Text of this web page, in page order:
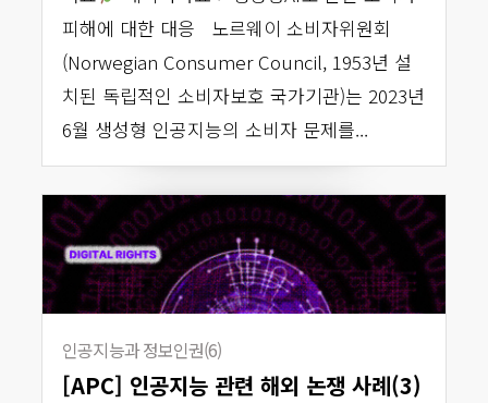
피해에 대한 대응 노르웨이 소비자위원회
(Norwegian Consumer Council, 1953년 설
치된 독립적인 소비자보호 국가기관)는 2023년
6월 생성형 인공지능의 소비자 문제를...
인공지능과 정보인권(6)
[APC] 인공지능 관련 해외 논쟁 사례(3)